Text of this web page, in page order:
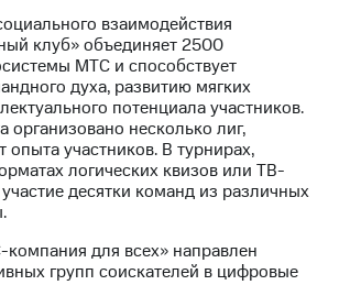
взаимодействия
клуб» объединяет 2500
МТС и способствует
духа, развитию мягких
потенциала участников.
организовано несколько лиг,
опыта участников. В турнирах,
логических квизов или ТВ-
десятки команд из различных
для всех» направлен
групп соискателей в цифровые